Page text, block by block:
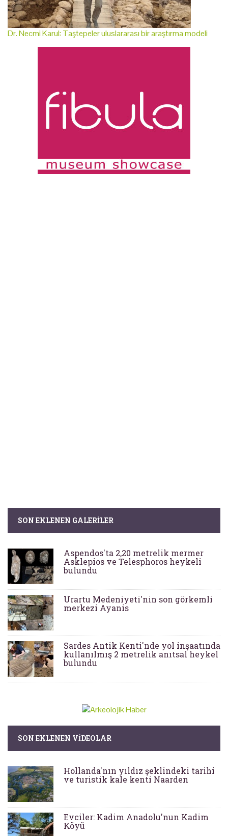
Dr. Necmi Karul: Taştepeler uluslararası bir araştırma modeli
SON EKLENEN GALERILER
Aspendos'ta 2,20 metrelik mermer
Asklepios ve Telesphoros heykeli
bulundu
Urartu Medeniyeti'nin son görkemli
merkezi Ayanis
Sardes Antik Kenti'nde yol inşaatında
kullanılmış 2 metrelik anıtsal heykel
bulundu
SON EKLENEN VIDEOLAR
Hollanda'nın yıldız şeklindeki tarihi
ve turistik kale kenti Naarden
Evciler: Kadim Anadolu'nun Kadim
Köyü